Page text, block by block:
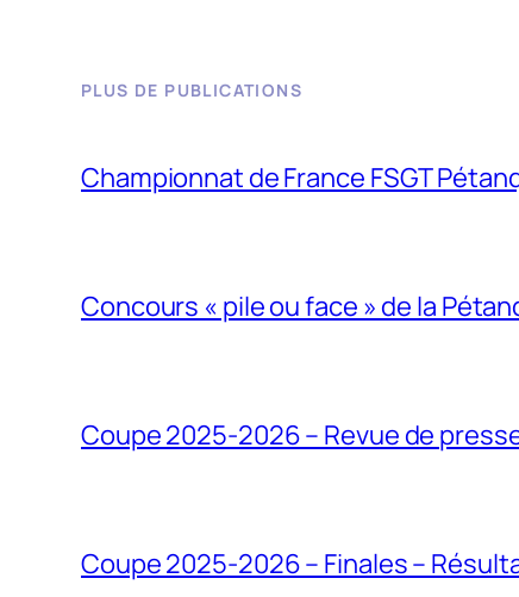
PLUS DE PUBLICATIONS
Championnat de France FSGT
Concours « pile ou face » de la
Coupe 2025-2026 – Revue de
Coupe 2025-2026 – Finales –